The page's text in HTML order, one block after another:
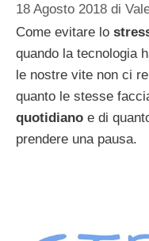
18 Agosto 2018 di
Come evitare lo
quando la tecnologia
le nostre vite non ci
quanto le stesse
quotidiano e di
prendere una pausa.